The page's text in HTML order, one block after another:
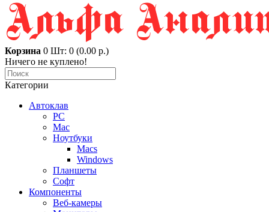
Корзина 0 Шт: 0 (0.00 р.)
Ничего не куплено!
Категории
Автоклав
PC
Mac
Ноутбуки
Macs
Windows
Планшеты
Софт
Компоненты
Веб-камеры